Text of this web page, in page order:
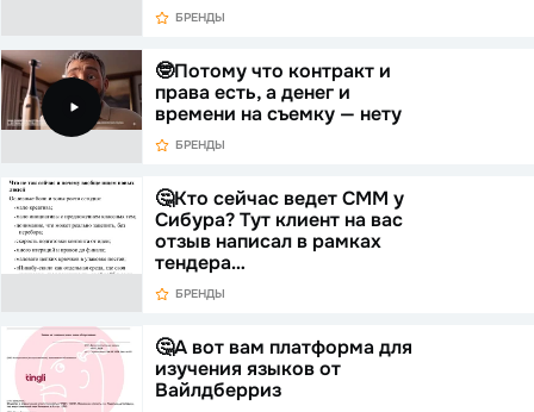
БРЕНДЫ
🤓Потому что контракт и
права есть, а денег и
времени на съемку — нету
БРЕНДЫ
🤔Кто сейчас ведет СММ у
Сибура? Тут клиент на вас
отзыв написал в рамках
тендера…
БРЕНДЫ
🤔А вот вам платформа для
изучения языков от
Вайлдберриз